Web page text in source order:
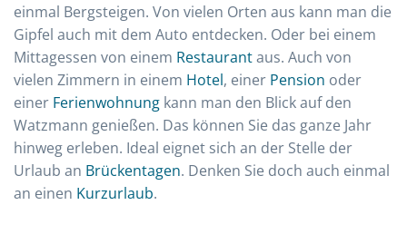
einmal Bergsteigen. Von vielen Orten aus kann man die
Gipfel auch mit dem Auto entdecken. Oder bei einem
Mittagessen von einem Restaurantaus. Auch von
vielen Zimmern in einem Hotel, einer Pension oder
einer Ferienwohnung kann man den Blick auf den
Watzmann genießen. Das können Sie das ganze Jahr
hinweg erleben. Ideal eignet sich an der Stelle der
Urlaub an Brückentagen. Denken Sie doch auch einmal
an einen Kurzurlaub.